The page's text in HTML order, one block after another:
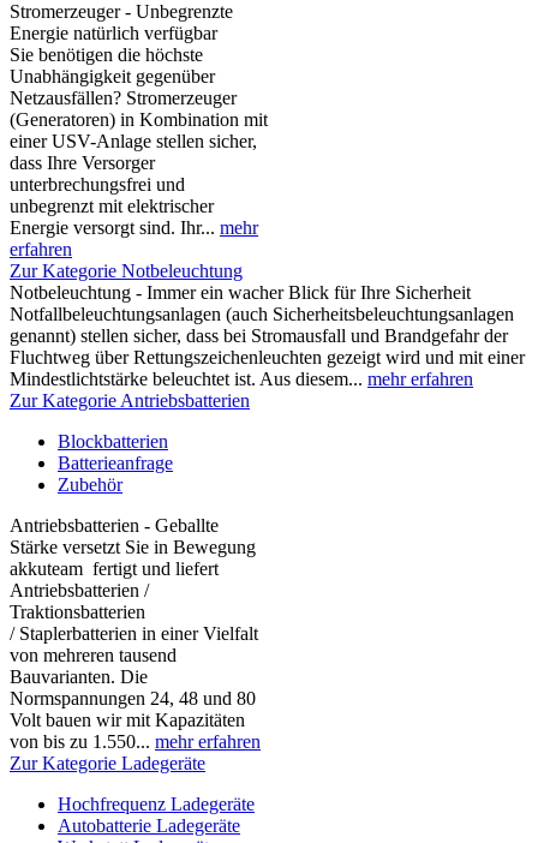
Stromerzeuger - Unbegrenzte
Energie natürlich verfügbar
Sie benötigen die höchste
Unabhängigkeit gegenüber
Netzausfällen? Stromerzeuger
(Generatoren) in Kombination mit
einer USV-Anlage stellen sicher,
dass Ihre Versorger
unterbrechungsfrei und
unbegrenzt mit elektrischer
Energie versorgt sind. Ihr... mehr
erfahren
Zur Kategorie Notbeleuchtung
Notbeleuchtung - Immer ein wacher Blick für Ihre Sicherheit
Notfallbeleuchtungsanlagen (auch Sicherheitsbeleuchtungsanlagen
genannt) stellen sicher, dass bei Stromausfall und Brandgefahr der
Fluchtweg über Rettungszeichenleuchten gezeigt wird und mit einer
Mindestlichtstärke beleuchtet ist. Aus diesem... mehr erfahren
Zur Kategorie Antriebsbatterien
Blockbatterien
Batterieanfrage
Zubehör
Antriebsbatterien - Geballte
Stärke versetzt Sie in Bewegung
akkuteam fertigt und liefert
Antriebsbatterien /
Traktionsbatterien
/ Staplerbatterien in einer Vielfalt
von mehreren tausend
Bauvarianten. Die
Normspannungen 24, 48 und 80
Volt bauen wir mit Kapazitäten
von bis zu 1.550... mehr erfahren
Zur Kategorie Ladegeräte
Hochfrequenz Ladegeräte
Autobatterie Ladegeräte